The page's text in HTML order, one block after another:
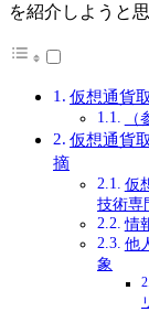
を紹介しようと思
仮想通貨
仮想通貨
摘
仮
技術専
情
他
象